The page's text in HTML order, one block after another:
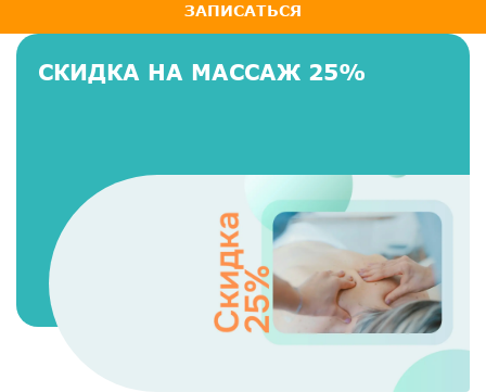
ЗАПИСАТЬСЯ
СКИДКА НА МАССАЖ 25%